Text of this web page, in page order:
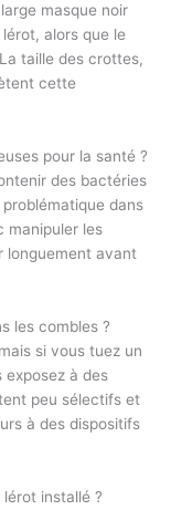
masque noir
alors que le
taille des crottes,
cette
pour la santé ?
des bactéries
dans
manipuler les
longuement avant
les combles ?
si vous tuez un
à des
peu sélectifs et
à des dispositifs
installé ?